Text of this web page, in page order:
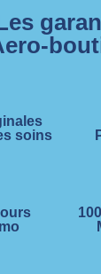
soins